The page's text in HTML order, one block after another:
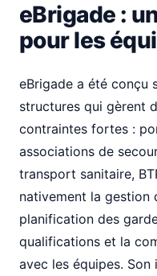
eBrigade :
pour les
eBrigade a été conçu
structures qui gèrent
contraintes fortes :
associations de
transport sanitaire,
nativement la gestion
planification des
qualifications et la
avec les équipes.